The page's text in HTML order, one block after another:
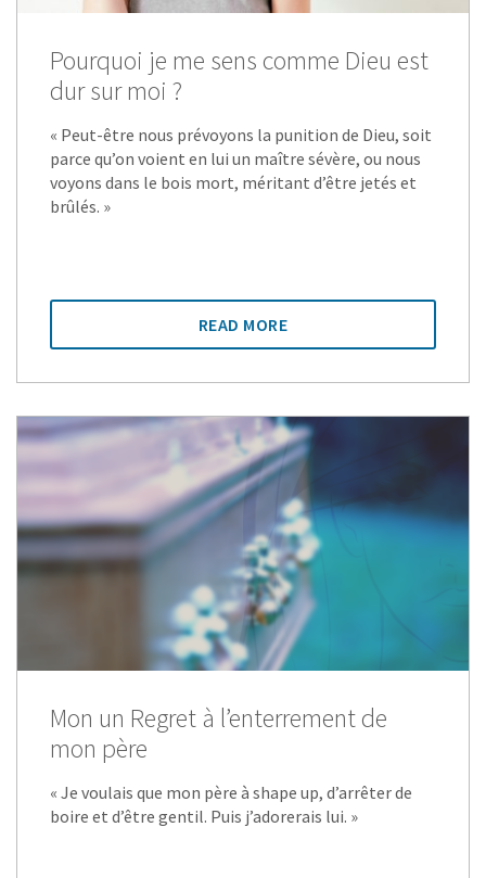
Pourquoi je me sens comme Dieu est
dur sur moi ?
« Peut-être nous prévoyons la punition de Dieu, soit
parce qu’on voient en lui un maître sévère, ou nous
voyons dans le bois mort, méritant d’être jetés et
brûlés. »
READ MORE
Mon un Regret à l’enterrement de
mon père
« Je voulais que mon père à shape up, d’arrêter de
boire et d’être gentil. Puis j’adorerais lui. »